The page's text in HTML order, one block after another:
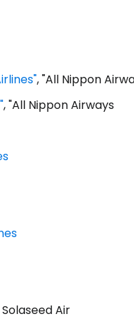
, "All Nippon
, "All Nippon Airways
Solaseed Air